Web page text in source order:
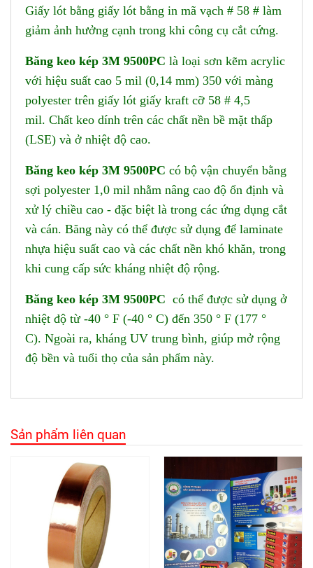
Giấy lót bằng giấy lót bằng in mã vạch # 58 # làm
giảm ảnh hưởng cạnh trong khi công cụ cắt cứng.
Băng keo kép 3M 9500PC là loại sơn kẽm acrylic
với hiệu suất cao 5 mil (0,14 mm) 350 với màng
polyester trên giấy lót giấy kraft cỡ 58 # 4,5
mil. Chất keo dính trên các chất nền bề mặt thấp
(LSE) và ở nhiệt độ cao.
Băng keo kép 3M 9500PC có bộ vận chuyển bằng
sợi polyester 1,0 mil nhằm nâng cao độ ổn định và
xử lý chiều cao - đặc biệt là trong các ứng dụng cắt
và cán. Băng này có thể được sử dụng để laminate
nhựa hiệu suất cao và các chất nền khó khăn, trong
khi cung cấp sức kháng nhiệt độ rộng.
Băng keo kép 3M 9500PC có thể được sử dụng ở
nhiệt độ từ -40 ° F (-40 ° C) đến 350 ° F (177 °
C). Ngoài ra, kháng UV trung bình, giúp mở rộng
độ bền và tuổi thọ của sản phẩm này.
Sản phẩm liên quan